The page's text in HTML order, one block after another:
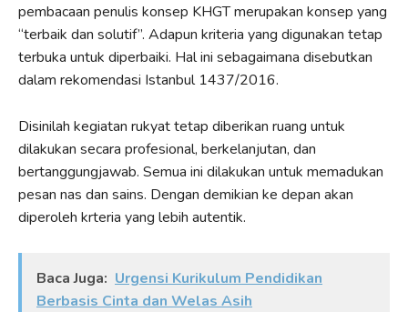
pembacaan penulis konsep KHGT merupakan konsep yang
“terbaik dan solutif”. Adapun kriteria yang digunakan tetap
terbuka untuk diperbaiki. Hal ini sebagaimana disebutkan
dalam rekomendasi Istanbul 1437/2016.
Disinilah kegiatan rukyat tetap diberikan ruang untuk
dilakukan secara profesional, berkelanjutan, dan
bertanggungjawab. Semua ini dilakukan untuk memadukan
pesan nas dan sains. Dengan demikian ke depan akan
diperoleh krteria yang lebih autentik.
Baca Juga: Urgensi Kurikulum Pendidikan
Berbasis Cinta dan Welas Asih